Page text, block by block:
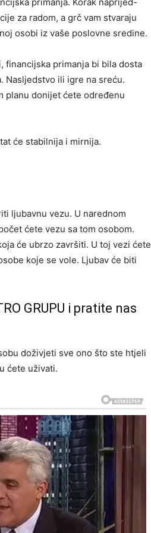
za radom, a grč vam stvaraju
osobi iz vaše poslovne sredine.
financijska primanja bi bila dosta
Nasljedstvo ili igre na sreću.
planu donijet ćete određenu
će stabilnija i mirnija.
ljubavnu vezu. U narednom
ćete vezu sa tom osobom.
će ubrzo završiti. U toj vezi ćete
koje se vole. Ljubav će biti
GRUPU i pratite nas
doživjeti sve ono što ste htjeli
ćete uživati.